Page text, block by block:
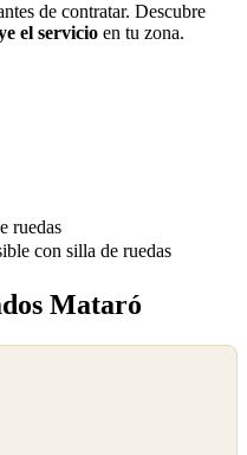
de contratar. Descubre
el servicio en tu zona.
ruedas
con silla de ruedas
Mataró